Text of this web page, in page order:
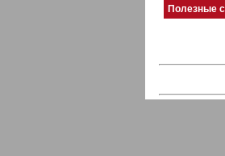
Полезные